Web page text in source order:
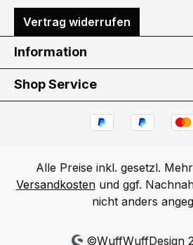
Vertrag widerrufen
Information
Shop Service
Alle Preise inkl. gesetzl.
Versandkostenund ggf.
nicht anders
©WuffWuffDesign